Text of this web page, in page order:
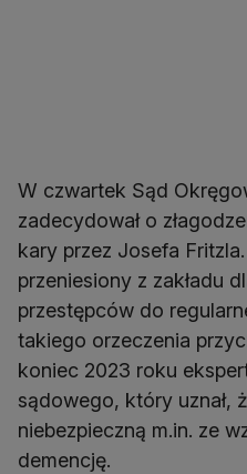
W czwartek Sąd
zadecydował o
kary przez Josefa
przeniesiony z zakładu
przestępców do
takiego orzeczenia
koniec 2023 roku
sądowego, który uznał,
niebezpieczną m.in. ze
demencję.